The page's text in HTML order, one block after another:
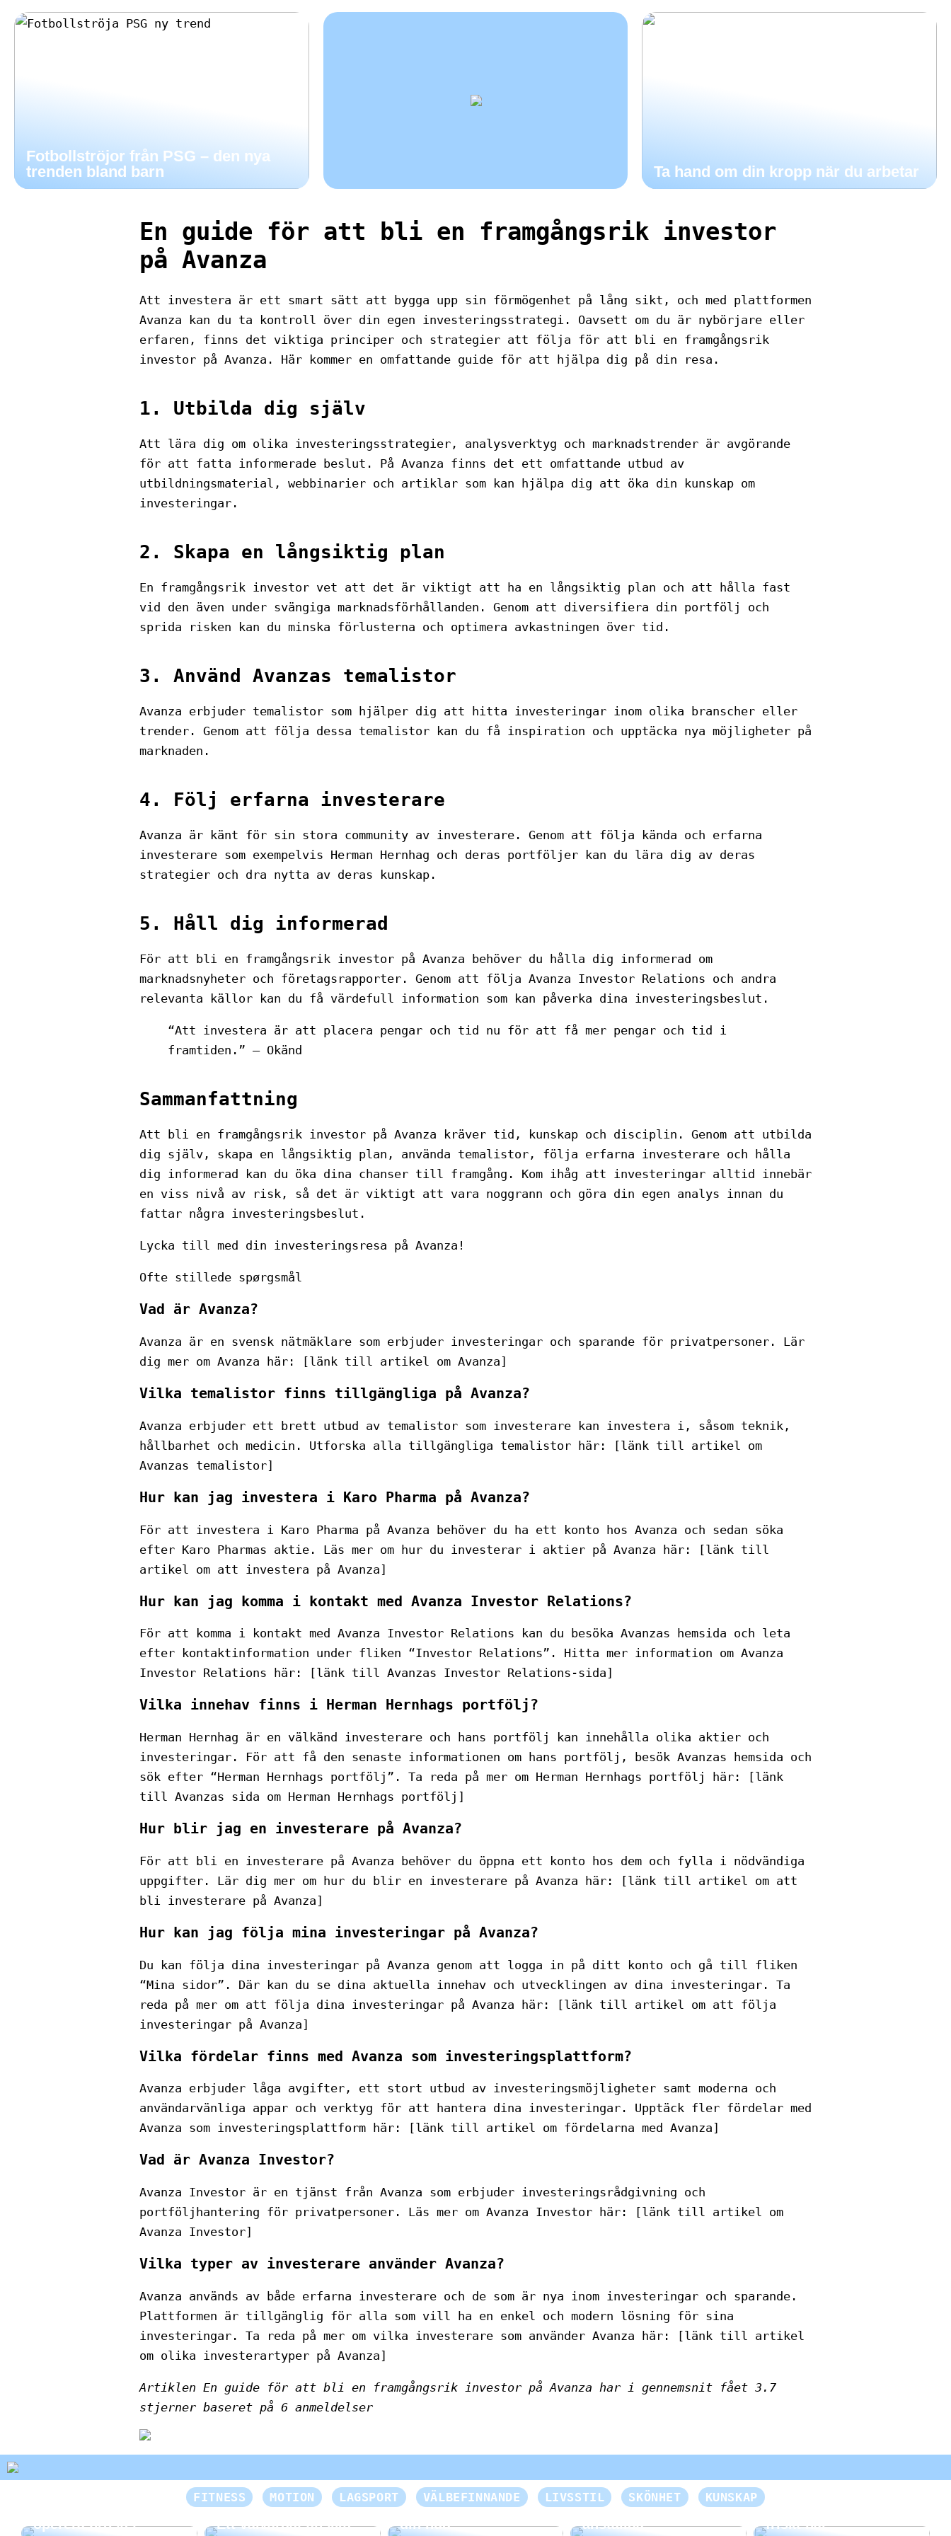
Fotbollströjor från PSG – den nya
trenden bland barn
Ta hand om din kropp när du arbetar
En guide för att bli en framgångsrik investor
på Avanza
Att investera är ett smart sätt att bygga upp sin förmögenhet på lång sikt, och med plattformen
Avanza kan du ta kontroll över din egen investeringsstrategi. Oavsett om du är nybörjare eller
erfaren, finns det viktiga principer och strategier att följa för att bli en framgångsrik
investor på Avanza. Här kommer en omfattande guide för att hjälpa dig på din resa.
1. Utbilda dig själv
Att lära dig om olika investeringsstrategier, analysverktyg och marknadstrender är avgörande
för att fatta informerade beslut. På Avanza finns det ett omfattande utbud av
utbildningsmaterial, webbinarier och artiklar som kan hjälpa dig att öka din kunskap om
investeringar.
2. Skapa en långsiktig plan
En framgångsrik investor vet att det är viktigt att ha en långsiktig plan och att hålla fast
vid den även under svängiga marknadsförhållanden. Genom att diversifiera din portfölj och
sprida risken kan du minska förlusterna och optimera avkastningen över tid.
3. Använd Avanzas temalistor
Avanza erbjuder temalistor som hjälper dig att hitta investeringar inom olika branscher eller
trender. Genom att följa dessa temalistor kan du få inspiration och upptäcka nya möjligheter på
marknaden.
4. Följ erfarna investerare
Avanza är känt för sin stora community av investerare. Genom att följa kända och erfarna
investerare som exempelvis Herman Hernhag och deras portföljer kan du lära dig av deras
strategier och dra nytta av deras kunskap.
5. Håll dig informerad
För att bli en framgångsrik investor på Avanza behöver du hålla dig informerad om
marknadsnyheter och företagsrapporter. Genom att följa Avanza Investor Relations och andra
relevanta källor kan du få värdefull information som kan påverka dina investeringsbeslut.
“Att investera är att placera pengar och tid nu för att få mer pengar och tid i
framtiden.” – Okänd
Sammanfattning
Att bli en framgångsrik investor på Avanza kräver tid, kunskap och disciplin. Genom att utbilda
dig själv, skapa en långsiktig plan, använda temalistor, följa erfarna investerare och hålla
dig informerad kan du öka dina chanser till framgång. Kom ihåg att investeringar alltid innebär
en viss nivå av risk, så det är viktigt att vara noggrann och göra din egen analys innan du
fattar några investeringsbeslut.
Lycka till med din investeringsresa på Avanza!
Ofte stillede spørgsmål
Vad är Avanza?
Avanza är en svensk nätmäklare som erbjuder investeringar och sparande för privatpersoner. Lär
dig mer om Avanza här: [länk till artikel om Avanza]
Vilka temalistor finns tillgängliga på Avanza?
Avanza erbjuder ett brett utbud av temalistor som investerare kan investera i, såsom teknik,
hållbarhet och medicin. Utforska alla tillgängliga temalistor här: [länk till artikel om
Avanzas temalistor]
Hur kan jag investera i Karo Pharma på Avanza?
För att investera i Karo Pharma på Avanza behöver du ha ett konto hos Avanza och sedan söka
efter Karo Pharmas aktie. Läs mer om hur du investerar i aktier på Avanza här: [länk till
artikel om att investera på Avanza]
Hur kan jag komma i kontakt med Avanza Investor Relations?
För att komma i kontakt med Avanza Investor Relations kan du besöka Avanzas hemsida och leta
efter kontaktinformation under fliken “Investor Relations”. Hitta mer information om Avanza
Investor Relations här: [länk till Avanzas Investor Relations-sida]
Vilka innehav finns i Herman Hernhags portfölj?
Herman Hernhag är en välkänd investerare och hans portfölj kan innehålla olika aktier och
investeringar. För att få den senaste informationen om hans portfölj, besök Avanzas hemsida och
sök efter “Herman Hernhags portfölj”. Ta reda på mer om Herman Hernhags portfölj här: [länk
till Avanzas sida om Herman Hernhags portfölj]
Hur blir jag en investerare på Avanza?
För att bli en investerare på Avanza behöver du öppna ett konto hos dem och fylla i nödvändiga
uppgifter. Lär dig mer om hur du blir en investerare på Avanza här: [länk till artikel om att
bli investerare på Avanza]
Hur kan jag följa mina investeringar på Avanza?
Du kan följa dina investeringar på Avanza genom att logga in på ditt konto och gå till fliken
“Mina sidor”. Där kan du se dina aktuella innehav och utvecklingen av dina investeringar. Ta
reda på mer om att följa dina investeringar på Avanza här: [länk till artikel om att följa
investeringar på Avanza]
Vilka fördelar finns med Avanza som investeringsplattform?
Avanza erbjuder låga avgifter, ett stort utbud av investeringsmöjligheter samt moderna och
användarvänliga appar och verktyg för att hantera dina investeringar. Upptäck fler fördelar med
Avanza som investeringsplattform här: [länk till artikel om fördelarna med Avanza]
Vad är Avanza Investor?
Avanza Investor är en tjänst från Avanza som erbjuder investeringsrådgivning och
portföljhantering för privatpersoner. Läs mer om Avanza Investor här: [länk till artikel om
Avanza Investor]
Vilka typer av investerare använder Avanza?
Avanza används av både erfarna investerare och de som är nya inom investeringar och sparande.
Plattformen är tillgänglig för alla som vill ha en enkel och modern lösning för sina
investeringar. Ta reda på mer om vilka investerare som använder Avanza här: [länk till artikel
om olika investerartyper på Avanza]
Artiklen En guide för att bli en framgångsrik investor på Avanza har i gennemsnit fået 3.7
stjerner baseret på 6 anmeldelser
FITNESS MOTION LAGSPORT VÄLBEFINNANDE LIVSSTIL SKÖNHET KUNSKAP
operera bröstet
Ett välvårdat ansikte
Mild välbefinnande för
din hud
Skapa en otrolig
händelse för dina
anställda
friskt hår